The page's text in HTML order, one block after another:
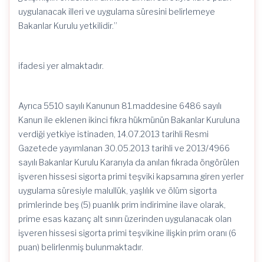
uygulanacak illeri ve uygulama süresini belirlemeye
Bakanlar Kurulu yetkilidir.”
ifadesi yer almaktadır.
Ayrıca 5510 sayılı Kanunun 81.maddesine 6486 sayılı
Kanun ile eklenen ikinci fıkra hükmünün Bakanlar Kuruluna
verdiği yetkiye istinaden, 14.07.2013 tarihli Resmi
Gazetede yayımlanan 30.05.2013 tarihli ve 2013/4966
sayılı Bakanlar Kurulu Kararıyla da anılan fıkrada öngörülen
işveren hissesi sigorta primi teşviki kapsamına giren yerler
uygulama süresiyle malullük, yaşlılık ve ölüm sigorta
primlerinde beş (5) puanlık prim indirimine ilave olarak,
prime esas kazanç alt sınırı üzerinden uygulanacak olan
işveren hissesi sigorta primi teşvikine ilişkin prim oranı (6
puan) belirlenmiş bulunmaktadır.